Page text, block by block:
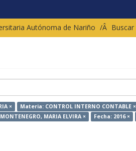
Autónoma de Nariño Buscar
×
Materia: CONTROL INTERNO CONTABLE ×
MARIA ELVIRA ×
Fecha: 2016 ×